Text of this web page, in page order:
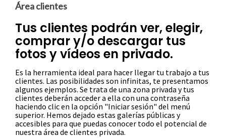
Área clientes
Tus clientes podrán ver, elegir,
comprar y/o descargar tus
fotos y vídeos en privado.
Es la herramienta ideal para hacer llegar tu trabajo a tus
clientes. Las posibilidades son infinitas, te presentamos
algunos ejemplos. Se trata de una zona privada y tus
clientes deberán acceder a ella con una contraseña
haciendo clic en la opción "Iniciar sesión" del menú
superior. Hemos dejado estas galerías públicas y
accesibles para que puedas conocer todo el potencial de
nuestra área de clientes privada.